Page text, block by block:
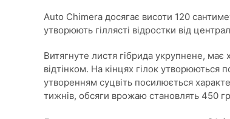
Auto Chimera досягає висоти 120
утворюють гіллясті відростки від
Витягнуте листя гібрида укрупнене,
відтінком. На кінцях гілок
утворенням суцвіть посилюється
тижнів, обсяги врожаю становлять 450